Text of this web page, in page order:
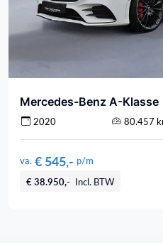
Mercedes-Benz A-Klasse
2020 80.457
va. € 545,- p/m
€ 38.950,- Incl. BTW